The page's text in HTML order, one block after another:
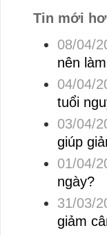
Tin mới
08/04/
nên
04/04/
tuổi
03/04/
giúp
01/04/
ngày?
31/03/
giảm